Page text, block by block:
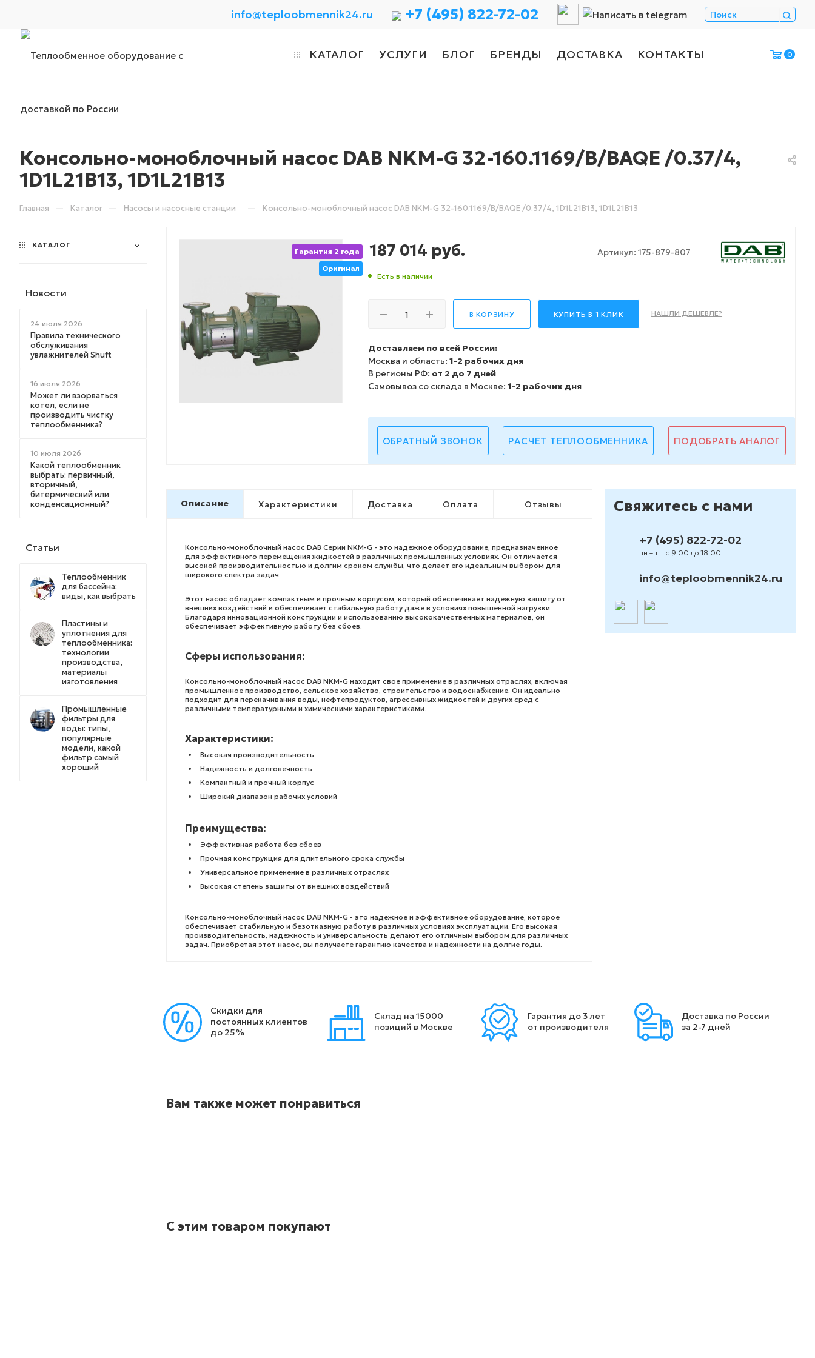
info@teploobmennik24.ru +7 (495) 822-72-02
КАТАЛОГ УСЛУГИ БЛОГ БРЕНДЫ ДОСТАВКА КОНТАКТЫ 0
Консольно-моноблочный насос DAB NKM-G 32-160.1169/B/BAQE /0.37/4,
1D1L21B13, 1D1L21B13
Главная — Каталог — Насосы и насосные станции — Консольно-моноблочный насос DAB NKM-G 32-160.1169/B/BAQE /0.37/4, 1D1L21B13, 1D1L21B13
Гарантия 2 года
Оригинал
Артикул: 175-879-807
187 014 руб.
Есть в наличии
В КОРЗИНУ КУПИТЬ В 1 КЛИК НАШЛИ ДЕШЕВЛЕ?
Доставляем по всей России:
Москва и область: 1-2 рабочих дня
В регионы РФ: от 2 до 7 дней
Самовывоз со склада в Москве: 1-2 рабочих дня
ОБРАТНЫЙ ЗВОНОК РАСЧЕТ ТЕПЛООБМЕННИКА ПОДОБРАТЬ АНАЛОГ
Описание Характеристики Доставка Оплата Отзывы
Консольно-моноблочный насос DAB Серии NKM-G - это надежное оборудование, предназначенное
для эффективного перемещения жидкостей в различных промышленных условиях. Он отличается
высокой производительностью и долгим сроком службы, что делает его идеальным выбором для
широкого спектра задач.
Этот насос обладает компактным и прочным корпусом, который обеспечивает надежную защиту от
внешних воздействий и обеспечивает стабильную работу даже в условиях повышенной нагрузки.
Благодаря инновационной конструкции и использованию высококачественных материалов, он
обеспечивает эффективную работу без сбоев.
Сферы использования:
Консольно-моноблочный насос DAB NKM-G находит свое применение в различных отраслях, включая
промышленное производство, сельское хозяйство, строительство и водоснабжение. Он идеально
подходит для перекачивания воды, нефтепродуктов, агрессивных жидкостей и других сред с
различными температурными и химическими характеристиками.
Характеристики:
Высокая производительность
Надежность и долговечность
Компактный и прочный корпус
Широкий диапазон рабочих условий
Преимущества:
Эффективная работа без сбоев
Прочная конструкция для длительного срока службы
Универсальное применение в различных отраслях
Высокая степень защиты от внешних воздействий
Консольно-моноблочный насос DAB NKM-G - это надежное и эффективное оборудование, которое
обеспечивает стабильную и безотказную работу в различных условиях эксплуатации. Его высокая
производительность, надежность и универсальность делают его отличным выбором для различных
задач. Приобретая этот насос, вы получаете гарантию качества и надежности на долгие годы.
Свяжитесь с нами
+7 (495) 822-72-02
пн.–пт.: с 9:00 до 18:00
info@teploobmennik24.ru
Скидки для
постоянных клиентов
до 25%
Склад на 15000
позиций в Москве
Гарантия до 3 лет
от производителя
Доставка по России
за 2-7 дней
Вам также может понравиться
С этим товаром покупают
КАТАЛОГ
Новости
24 июля 2026
Правила технического
обслуживания
увлажнителей Shuft
16 июля 2026
Может ли взорваться
котел, если не
производить чистку
теплообменника?
10 июля 2026
Какой теплообменник
выбрать: первичный,
вторичный,
битермический или
конденсационный?
Статьи
Теплообменник
для бассейна:
виды, как выбрать
Пластины и
уплотнения для
теплообменника:
технологии
производства,
материалы
изготовления
Промышленные
фильтры для
воды: типы,
популярные
модели, какой
фильтр самый
хороший